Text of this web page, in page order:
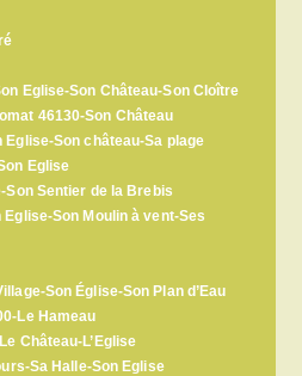
Eglise-Son Château-Son Cloître
46130-Son Château
Eglise-Son château-Sa plage
Eglise
Son Sentier de la Brebis
Son Moulin à vent-Ses
Son Église-Son Plan d’Eau
Le Hameau
Château-L’Eglise
Sa Halle-Son Eglise